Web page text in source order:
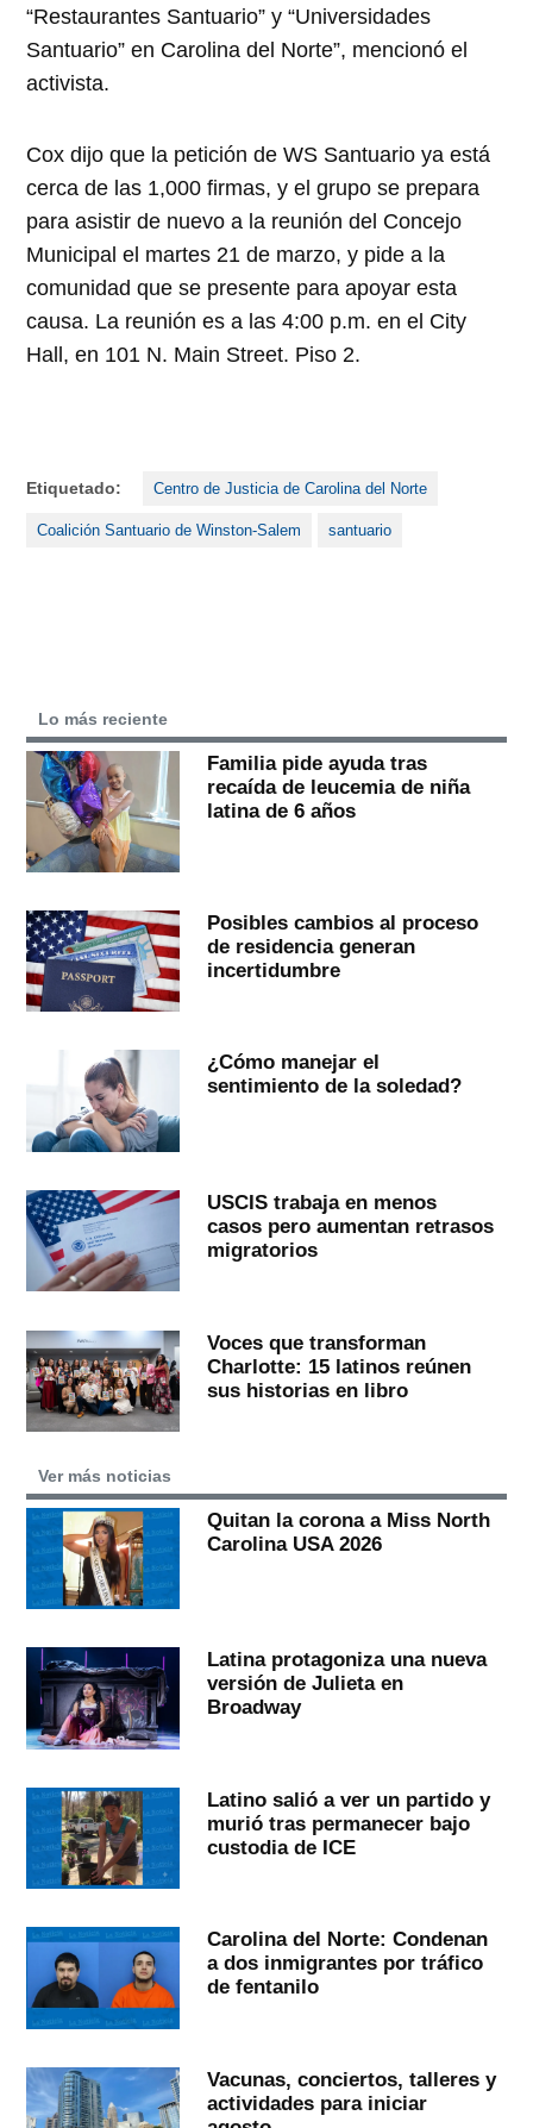
“Restaurantes Santuario” y “Universidades
Santuario” en Carolina del Norte”, mencionó el
activista.
Cox dijo que la petición de WS Santuario ya está
cerca de las 1,000 firmas, y el grupo se prepara
para asistir de nuevo a la reunión del Concejo
Municipal el martes 21 de marzo, y pide a la
comunidad que se presente para apoyar esta
causa. La reunión es a las 4:00 p.m. en el City
Hall, en 101 N. Main Street. Piso 2.
Etiquetado: Centro de Justicia de Carolina del Norte
Coalición Santuario de Winston-Salem santuario
Lo más reciente
Familia pide ayuda tras
recaída de leucemia de niña
latina de 6 años
Posibles cambios al proceso
de residencia generan
incertidumbre
¿Cómo manejar el
sentimiento de la soledad?
USCIS trabaja en menos
casos pero aumentan retrasos
migratorios
Voces que transforman
Charlotte: 15 latinos reúnen
sus historias en libro
Ver más noticias
Quitan la corona a Miss North
Carolina USA 2026
Latina protagoniza una nueva
versión de Julieta en
Broadway
Latino salió a ver un partido y
murió tras permanecer bajo
custodia de ICE
Carolina del Norte: Condenan
a dos inmigrantes por tráfico
de fentanilo
Vacunas, conciertos, talleres y
actividades para iniciar